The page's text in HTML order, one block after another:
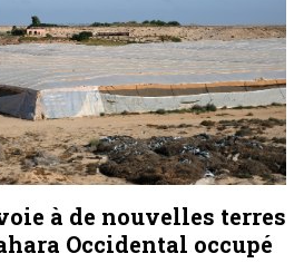
à de nouvelles terres
Occidental occupé